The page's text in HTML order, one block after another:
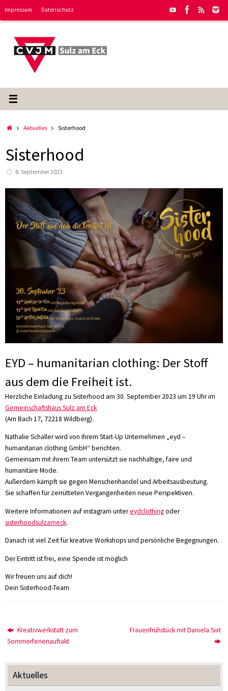
Impressum Datenschutz
StartAktuelles Sisterhood
Sisterhood
8. September 2023
EYD – humanitarian clothing: Der Stoff
aus dem die Freiheit ist.
Herzliche Einladung zu Sisterhood am 30. September 2023 um 19 Uhr im
Gemeinschaftshaus Sulz am Eck
(Am Bach 17, 72218 Wildberg).
Nathalie Schaller wird von Ihrem Start-Up Unternehmen „eyd –
humanitarian clothing GmbH“ berichten.
Gemeinsam mit ihrem Team untersützt sie nachhaltige, faire und
humanitäre Mode.
Außerdem kämpft sie gegen Menschenhandel und Arbeitsausbeutung.
Sie schaffen für zerrütteten Vergangenheiten neue Perspektiven.
Weitere Informationen auf instagram untereydclothingoder
sisterhoodsulzameck.
Danach ist viel Zeit für kreative Workshops und persönliche Begegnungen.
Der Eintritt ist frei, eine Spende ist möglich
Wir freuen uns auf dich!
Dein Sisterhood-Team
Kreativwerkstatt zum
Sommerferienauftakt
Frauenfrühstück mit Daniela Sixt
Aktuelles